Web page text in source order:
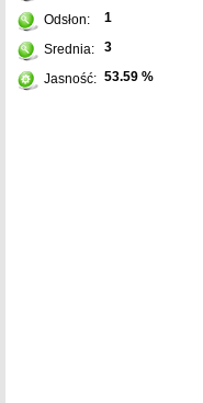
Odsłon: 1
Srednia: 3
Jasność: 53.59 %